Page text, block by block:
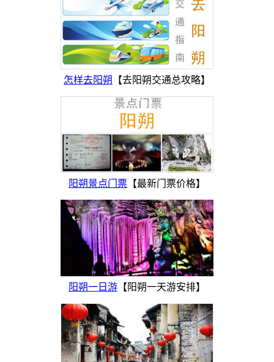
怎样去阳朔 【去阳朔交通总攻略】
阳朔景点门票 【最新门票价格】
阳朔一日游 【阳朔一天游安排】